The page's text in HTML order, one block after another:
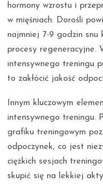
hormony wzrostu i
w mięśniach. Dorośli
najmniej 7-9 godzin snu
procesy regeneracyjne.
intensywnego treningu
to zakłócić jakość
Innym kluczowym
intensywnego treningu.
grafiku treningowym
odpoczynek, co jest
ciężkich sesjach
skupić się na lekkiej